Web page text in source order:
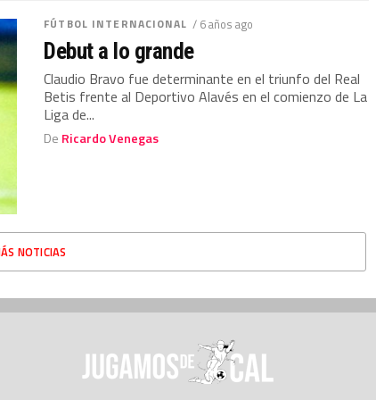
FÚTBOL INTERNACIONAL / 6 años ago
Debut a lo grande
Claudio Bravo fue determinante en el triunfo del Real
Betis frente al Deportivo Alavés en el comienzo de La
Liga de...
De Ricardo Venegas
NOTICIAS